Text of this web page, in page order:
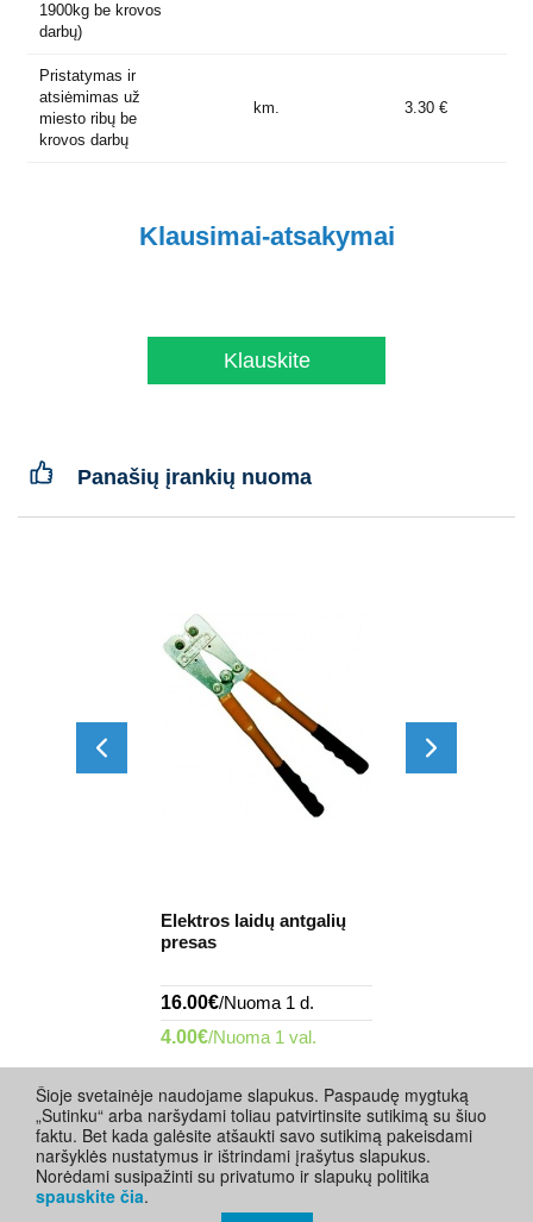
1900kg be krovos
darbų)
Pristatymas ir
atsiėmimas už
miesto ribų be
krovos darbų
km. 3.30 €
Klausimai-atsakymai
Klauskite
Panašių įrankių nuoma
Elektros laidų antgalių
presas
16.00€/Nuoma 1 d.
4.00€/Nuoma 1 val.
Šioje svetainėje naudojame slapukus. Paspaudę mygtuką
„Sutinku“ arba naršydami toliau patvirtinsite sutikimą su šiuo
faktu. Bet kada galėsite atšaukti savo sutikimą pakeisdami
naršyklės nustatymus ir ištrindami įrašytus slapukus.
Norėdami susipažinti su privatumo ir slapukų politika
spauskite čia.